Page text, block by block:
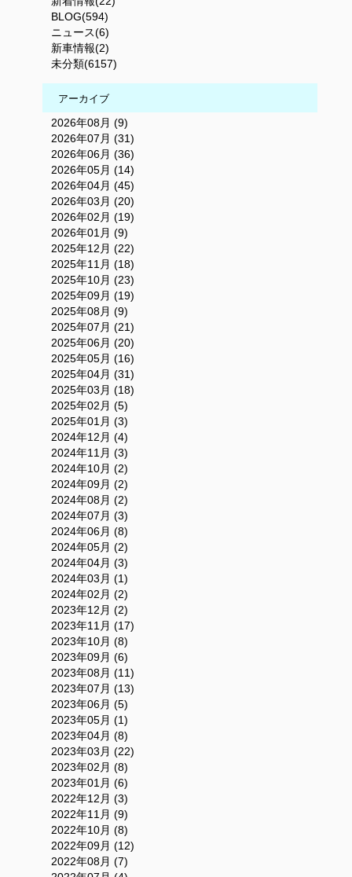
BLOG(594)
ニュース(6)
新車情報(2)
未分類(6157)
アーカイブ
2026年08月 (9)
2026年07月 (31)
2026年06月 (36)
2026年05月 (14)
2026年04月 (45)
2026年03月 (20)
2026年02月 (19)
2026年01月 (9)
2025年12月 (22)
2025年11月 (18)
2025年10月 (23)
2025年09月 (19)
2025年08月 (9)
2025年07月 (21)
2025年06月 (20)
2025年05月 (16)
2025年04月 (31)
2025年03月 (18)
2025年02月 (5)
2025年01月 (3)
2024年12月 (4)
2024年11月 (3)
2024年10月 (2)
2024年09月 (2)
2024年08月 (2)
2024年07月 (3)
2024年06月 (8)
2024年05月 (2)
2024年04月 (3)
2024年03月 (1)
2024年02月 (2)
2023年12月 (2)
2023年11月 (17)
2023年10月 (8)
2023年09月 (6)
2023年08月 (11)
2023年07月 (13)
2023年06月 (5)
2023年05月 (1)
2023年04月 (8)
2023年03月 (22)
2023年02月 (8)
2023年01月 (6)
2022年12月 (3)
2022年11月 (9)
2022年10月 (8)
2022年09月 (12)
2022年08月 (7)